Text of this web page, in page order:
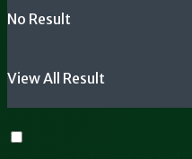
No Result
View All Result